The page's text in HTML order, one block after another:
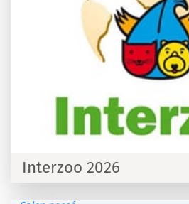
Interzoo 2026